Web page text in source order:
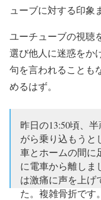
ューブに対する印象
ユーチューブの視聴
選び他人に迷惑をか
句を言われることも
めるはず。
昨日の13:50頃、
がら乗り込もうと
車とホームの間に
に電車から離しま
は激痛に声を上げ
た。複雑骨折です